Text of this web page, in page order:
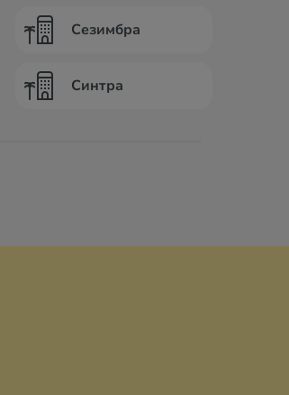
Сезимбра
Синтра